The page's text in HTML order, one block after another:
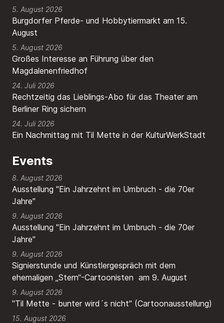
Burgdorfer Pferde- und Hobbytiermarkt am 15.
August
5. August 2026
Großes Interesse an Führung über den
Magdalenenfriedhof
5. August 2026
Rechtzeitig das Lieblings-Abo für das Theater am
Berliner Ring sichern
24. Juli 2026
Ein Nachmittag mit Til Mette in der KulturWerkStadt
24. Juli 2026
Events
8. August 2026
Ausstellung "Ein Jahrzehnt im Umbruch - die 70er
Jahre"
9. August 2026
Ausstellung "Ein Jahrzehnt im Umbruch - die 70er
Jahre"
9. August 2026
Signierstunde und Künstlergespräch mit dem
ehemaligen „Stern“-Cartoonisten am 9. August
9. August 2026
"Til Mette - bunter wird´s nicht" (Cartoonausstellung)
15. August 2026